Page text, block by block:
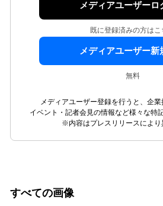
メディアユーザーロ
既に登録済みの方はこ
メディアユーザー新
無料
メディアユーザー登録を行うと、企業
イベント・記者会見の情報など様々な特
※内容はプレスリリースにより
すべての画像